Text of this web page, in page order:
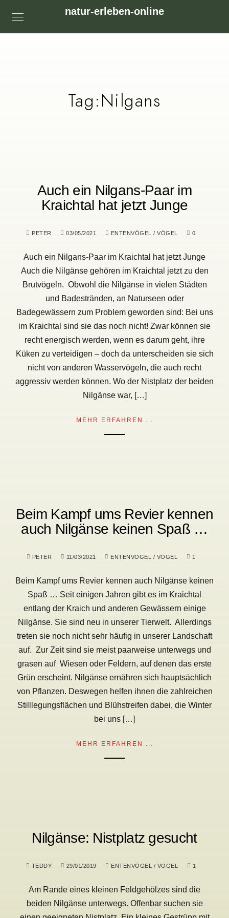
natur-erleben-online
Tag:Nilgans
Auch ein Nilgans-Paar im
Kraichtal hat jetzt Junge
PETER 03/05/2021 ENTENVÖGEL /VÖGEL 0
Auch ein Nilgans-Paar im Kraichtal hat jetzt Junge
Auch die Nilgänse gehören im Kraichtal jetzt zu den
Brutvögeln. Obwohl die Nilgänse in vielen Städten
und Badestränden, an Naturseen oder
Badegewässern zum Problem geworden sind: Bei uns
im Kraichtal sind sie das noch nicht! Zwar können sie
recht energisch werden, wenn es darum geht, ihre
Küken zu verteidigen – doch da unterscheiden sie sich
nicht von anderen Wasservögeln, die auch recht
aggressiv werden können. Wo der Nistplatz der beiden
Nilgänse war, […]
MEHR ERFAHREN ...
Beim Kampf ums Revier kennen
auch Nilgänse keinen Spaß …
PETER 11/03/2021 ENTENVÖGEL / VÖGEL 1
Beim Kampf ums Revier kennen auch Nilgänse keinen
Spaß … Seit einigen Jahren gibt es im Kraichtal
entlang der Kraich und anderen Gewässern einige
Nilgänse. Sie sind neu in unserer Tierwelt. Allerdings
treten sie noch nicht sehr häufig in unserer Landschaft
auf. Zur Zeit sind sie meist paarweise unterwegs und
grasen auf Wiesen oder Feldern, auf denen das erste
Grün erscheint. Nilgänse ernähren sich hauptsächlich
von Pflanzen. Deswegen helfen ihnen die zahlreichen
Stilllegungsflächen und Blühstreifen dabei, die Winter
bei uns […]
MEHR ERFAHREN ...
Nilgänse: Nistplatz gesucht
TEDDY 29/01/2019 ENTENVÖGEL / VÖGEL 1
Am Rande eines kleinen Feldgehölzes sind die
beiden Nilgänse unterwegs. Offenbar suchen sie